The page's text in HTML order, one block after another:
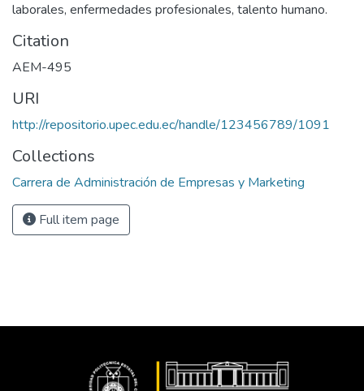
laborales, enfermedades profesionales, talento humano.
Citation
AEM-495
URI
http://repositorio.upec.edu.ec/handle/123456789/1091
Collections
Carrera de Administración de Empresas y Marketing
Full item page